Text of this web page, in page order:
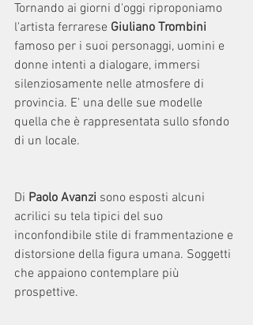
Tornando ai giorni d'oggi riproponiamo
l'artista ferrarese Giuliano Trombini
famoso per i suoi personaggi, uomini e
donne intenti a dialogare, immersi
silenziosamente nelle atmosfere di
provincia. E' una delle sue modelle
quella che è rappresentata sullo sfondo
di un locale.
Di Paolo Avanzi sono esposti alcuni
acrilici su tela tipici del suo
inconfondibile stile di frammentazione e
distorsione della figura umana. Soggetti
che appaiono contemplare più
prospettive.